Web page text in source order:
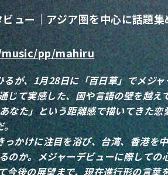
ュー｜アジア圏を中心に話題
pp/mahiru
が、1月28日に「百日草」でメジ
じて実感した、国や言語の壁を越え
なた」という距離感で描いてきた
かけに注目を浴び、台湾、香港を
のか。メジャーデビューに際して
今後の展望まで、現在進行形の言葉